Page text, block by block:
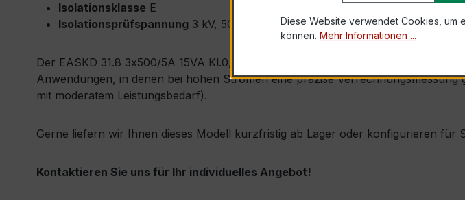
Isolationsklasse E
Isolationsprüfspannung 3 kV, 50 Hz, 1 min
Der EASKD 31.8 3x500/5A 15VA Kl.0,5 zeichnet sich durch seine sehr
Anwendungen, in denen bei hohen Strömen eine präzise
mit moderatem Leistungsbedarf).
Gerne liefern wir Ihnen dieses Modell kurzfristig ab Lager oder konfigurieren für
Kontaktieren Sie uns für Ihr individuelles Angebot!
Diese Website verwendet Cookies, um
können. Mehr Informationen ...